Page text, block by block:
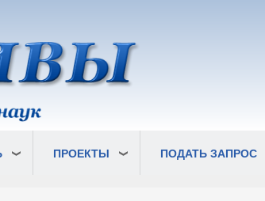
ПРОЕКТЫ ПОДАТЬ ЗАПРОС